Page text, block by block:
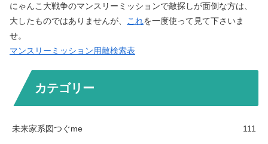
にゃんこ大戦争のマンスリーミッションで敵探しが面倒な方は、
大したものではありませんが、
これを一度使って見て下さいま
せ。
マンスリーミッション用敵検索表
カテゴリー
未来家系図つぐme 111